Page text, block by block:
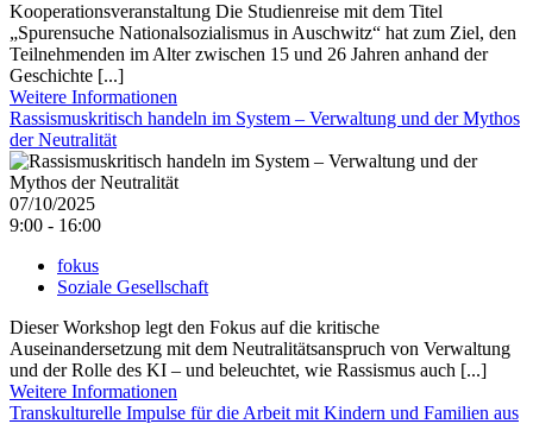
Kooperationsveranstaltung Die Studienreise mit dem Titel
„Spurensuche Nationalsozialismus in Auschwitz“ hat zum Ziel, den
Teilnehmenden im Alter zwischen 15 und 26 Jahren anhand der
Geschichte [...]
Weitere Informationen
Rassismuskritisch handeln im System – Verwaltung und der Mythos
der Neutralität
07/10/2025
9:00 - 16:00
fokus
Soziale Gesellschaft
Dieser Workshop legt den Fokus auf die kritische
Auseinandersetzung mit dem Neutralitätsanspruch von Verwaltung
und der Rolle des KI – und beleuchtet, wie Rassismus auch [...]
Weitere Informationen
Transkulturelle Impulse für die Arbeit mit Kindern und Familien aus